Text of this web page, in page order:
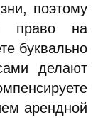
поэтому
право на
буквально
делают
арендной